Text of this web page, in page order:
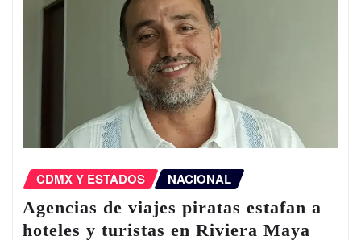
CDMX Y ESTADOS NACIONAL
Agencias de viajes piratas estafan a
hoteles y turistas en Riviera Maya